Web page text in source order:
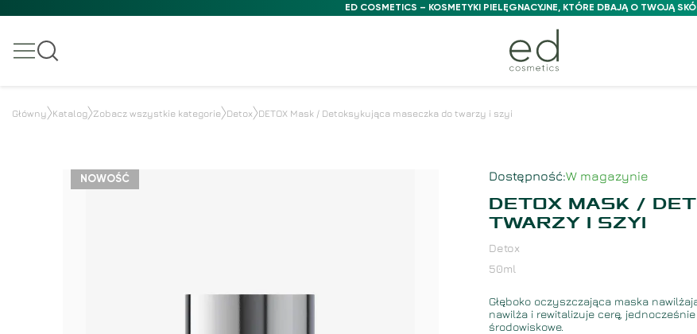
ED COSMETICS – KOSMETYKI PIELĘGNACYJNE, KTÓRE DBAJĄ O TWOJĄ
Główny Katalog Zobacz wszystkie kategorie Detox DETOX Mask / Detoksykująca maseczka do twarzy i szyi
NOWOŚĆ Dostępność:W magazynie
DETOX MASK /
TWARZY I SZYI
Detox
50ml
Głęboko oczyszczająca maska
nawilża i rewitalizuje cerę,
środowiskowe.